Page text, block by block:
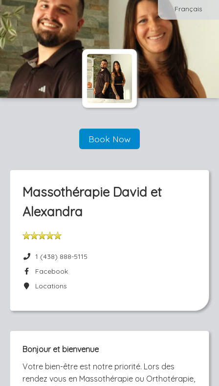
Français
Book Now
Massothérapie David et
Alexandra
1 (438) 888-5115
Facebook
Locations
Bonjour et bienvenue
Votre bien-être est notre priorité. Lors des
rendez vous en Massothérapie ou Orthotérapie,